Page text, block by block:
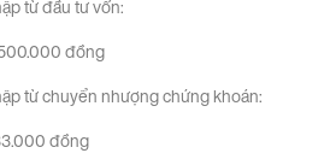
từ đầu tư vốn:
đồng
từ chuyển nhượng chứng khoán:
đồng